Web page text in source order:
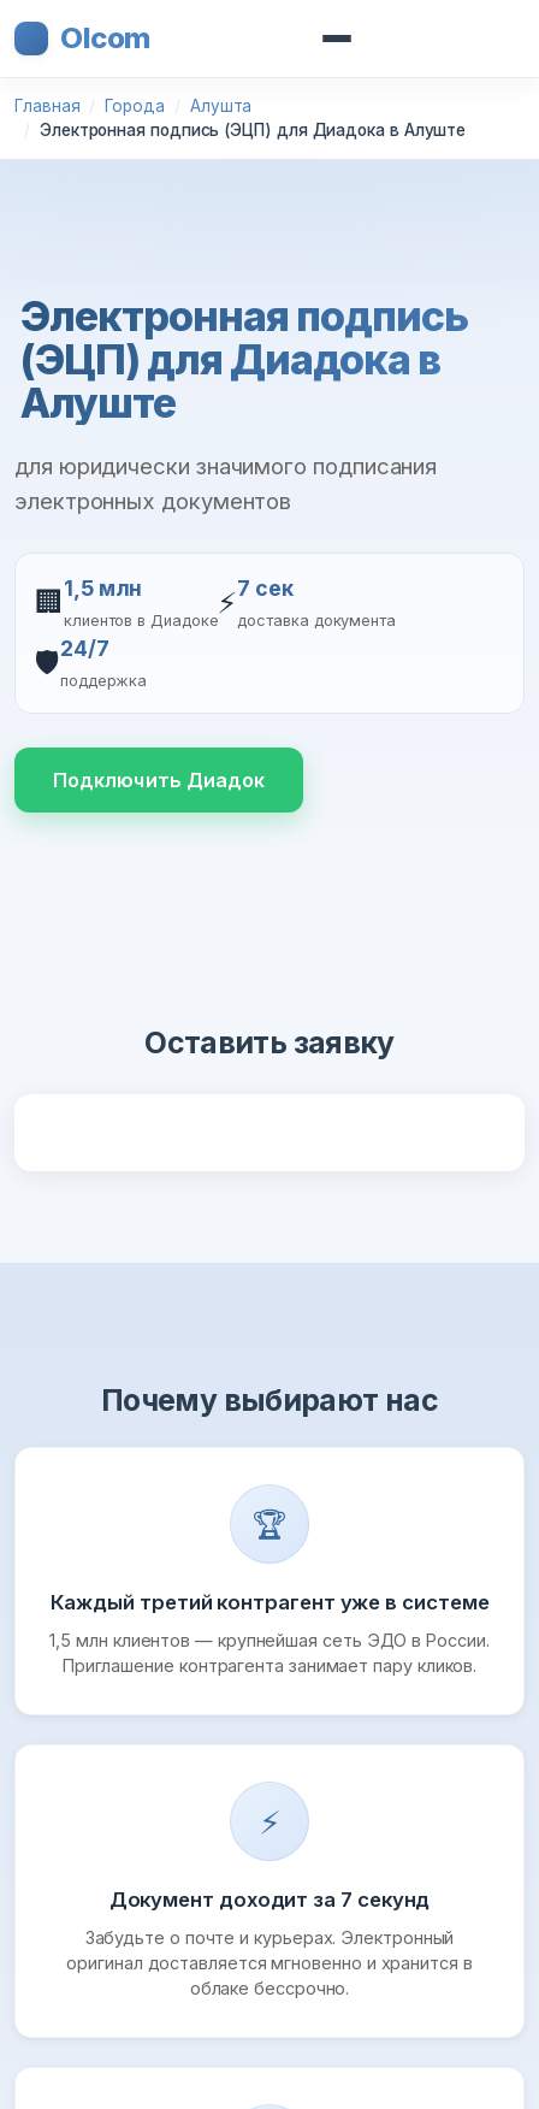
Olcom
Главная Города
Алушта
Электронная подпись (ЭЦП) для Диадока в Алуште
Электронная подпись
(ЭЦП) для Диадока в
Алуште
для юридически значимого подписания
электронных документов
🏢 1,5 млн
клиентов в Диадоке
⚡7 сек
доставка документа
🛡️24/7
поддержка
Подключить Диадок
Оставить заявку
Почему выбирают нас
🏆
Каждый третий контрагент уже в системе
1,5 млн клиентов — крупнейшая сеть ЭДО в России.
Приглашение контрагента занимает пару кликов.
⚡
Документ доходит за 7 секунд
Забудьте о почте и курьерах. Электронный
оригинал доставляется мгновенно и хранится в
облаке бессрочно.